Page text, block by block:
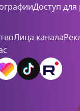
Доступ
Лица канала